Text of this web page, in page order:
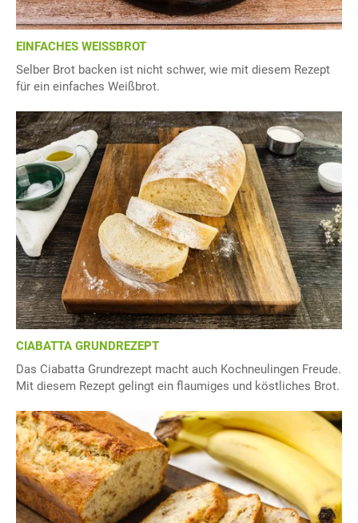
EINFACHES WEISSBROT
Selber Brot backen ist nicht schwer, wie mit diesem Rezept
für ein einfaches Weißbrot.
CIABATTA GRUNDREZEPT
Das Ciabatta Grundrezept macht auch Kochneulingen Freude.
Mit diesem Rezept gelingt ein flaumiges und köstliches Brot.